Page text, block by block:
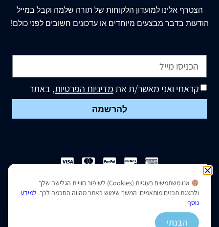
הצטרף אלינו למועדון הלקוחות של תורה שלמה וקבל במייל
הודעות בדבר מבצעים מיוחדים או עדכונים חשובים לפני כולם!
קראתי ואני מאשר/ת אתמדיניות הפרטיות, באתר
להרשמה
הצהרת נגישות|מדיניות פרטיות
נבנה ועוצב על ידי –
אנו משתמשים בעוגיות (Cookies) לשיפור חוויית הגלישה שלך
ולהצגת תכנים מותאמים. המשך שימוש באתר מהווה הסכמה לכך. למידע
נוסף
הבנתי